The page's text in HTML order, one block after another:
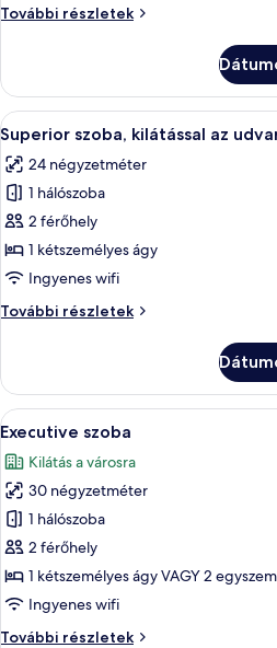
További részletek
Comfort
A
következő
szoba
összes
képének
megtekintése:
Superior
kilátással
5
Superior szoba, kilátással az
24 négyzetméter
1 hálószoba
2 férőhely
1 kétszemélyes ágy
Ingyenes wifi
További részletek
Superior
udvarra
további
részletei
A
következő
szoba
összes
képének
megtekintése:
Executive
szoba
5
Executive szoba
Kilátás a városra
30 négyzetméter
1 hálószoba
2 férőhely
1 kétszemélyes ágy VAGY 2
Ingyenes wifi
További részletek
Executive